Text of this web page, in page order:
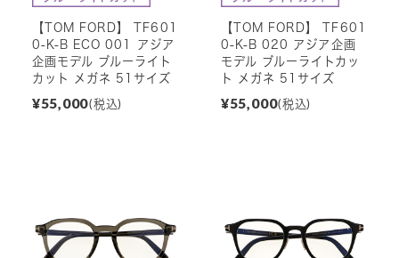
【TOM FORD】 TF601
0-K-B ECO 001 アジア
企画モデル ブルーライト
カット メガネ 51サイズ
¥55,000(税込)
【TOM FORD】 TF601
0-K-B 020 アジア企画
モデル ブルーライトカッ
ト メガネ 51サイズ
¥55,000(税込)